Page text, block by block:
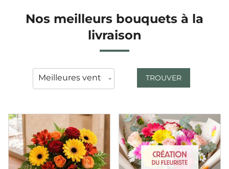
Nos meilleurs bouquets à la
livraison
TROUVER